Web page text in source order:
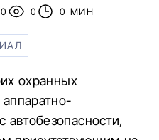
0 0 МИН
охранных
аппаратно-